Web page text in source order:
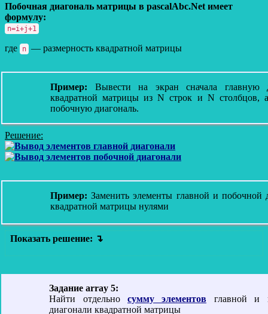
Побочная диагональ матрицы в pascalAbc.Net имеет
формулу:
n=i+j+1
где n — размерность квадратной матрицы
Пример: Вывести на экран сначала главную
квадратной матрицы из N строк и N столбцов,
побочную диагональ.
Решение:
Пример: Заменить элементы главной и побочной
квадратной матрицы нулями
Показать решение:
Задание array 5:
Найти отдельно сумму элементов главной и
диагонали квадратной матрицы